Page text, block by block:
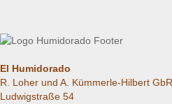
El Humidorado
R. Loher und A. Kümmerle-Hilbert GbR
Ludwigstraße 54